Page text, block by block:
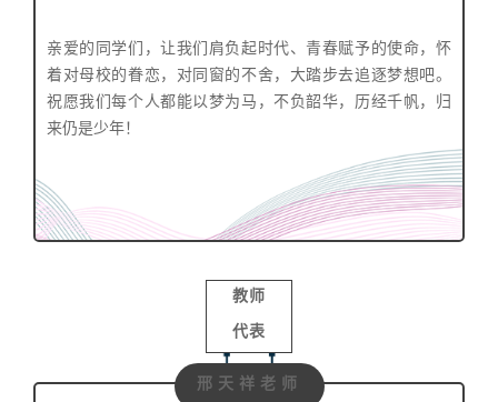
亲爱的同学们，让我们肩负起时代、青春赋予的使命，怀
着对母校的眷恋，对同窗的不舍，大踏步去追逐梦想吧。
祝愿我们每个人都能以梦为马，不负韶华，历经千帆，归
来仍是少年！
教师
代表
邢天祥老师